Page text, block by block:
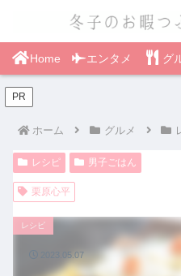
Home エンタメ グ
PR
ホーム グルメ
レシピ 男子ごはん
栗原心平
レシピ
2023.05.07